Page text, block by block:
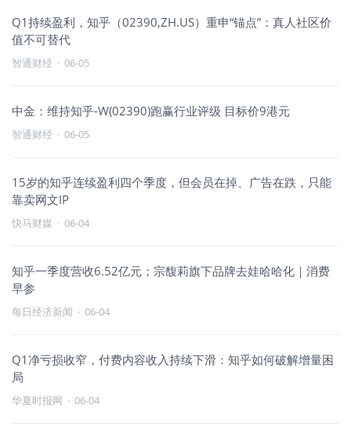
Q1持续盈利，知乎（02390,ZH.US）重申“锚点”：真人社区价
值不可替代
智通财经 · 06-05
中金：维持知乎-W(02390)跑赢行业评级 目标价9港元
智通财经 · 06-05
15岁的知乎连续盈利四个季度，但会员在掉、广告在跌，只能
靠卖网文IP
快马财媒 · 06-04
知乎一季度营收6.52亿元；宗馥莉旗下品牌去娃哈哈化｜消费
早参
每日经济新闻 · 06-04
Q1净亏损收窄，付费内容收入持续下滑：知乎如何破解增量困
局
华夏时报网 · 06-04